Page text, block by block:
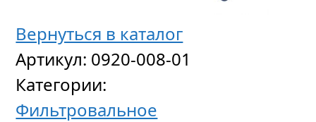
Вернуться в каталог
Артикул: 0920-008-01
Категории:
Фильтровальное